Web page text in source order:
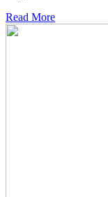
Read More